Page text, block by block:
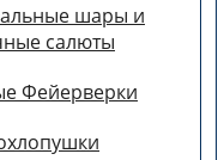
шары и
салюты
Фейерверки